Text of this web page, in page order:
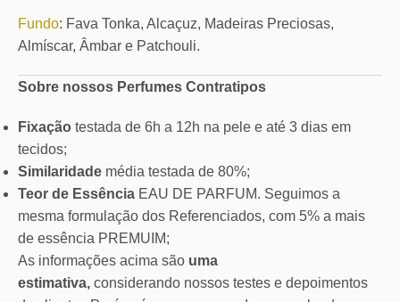
Fundo: Fava Tonka, Alcaçuz, Madeiras Preciosas,
Almíscar, Âmbar e Patchouli.
Sobre nossos Perfumes Contratipos
Fixação testada de 6h a 12h na pele e até 3 dias em
tecidos;
Similaridade média testada de 80%;
Teor de Essência EAU DE PARFUM. Seguimos a
mesma formulação dos Referenciados, com 5% a mais
de essência PREMUIM;
As informações acima são uma
estimativa, considerando nossos testes e depoimentos